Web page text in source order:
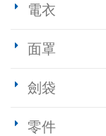
電衣
面罩
劍袋
零件